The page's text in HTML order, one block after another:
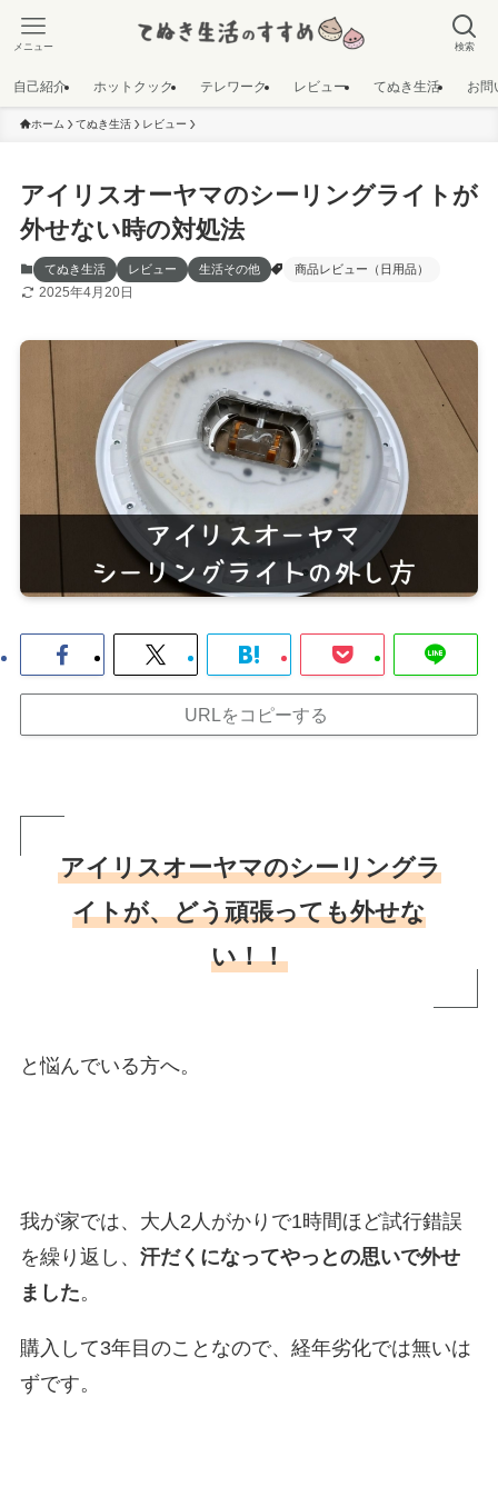
検索
メニュー
自己紹介 ホットクック テレワーク レビュー てぬき生活 お問
ホーム てぬき生活 レビュー
アイリスオーヤマのシーリングライトが
外せない時の対処法
てぬき生活 レビュー 生活その他 商品レビュー（日用品）
2025年4月20日
URLをコピーする
アイリスオーヤマのシーリングラ
イトが、どう頑張っても外せな
い！！
と悩んでいる方へ。
我が家では、大人2人がかりで1時間ほど試行錯誤
を繰り返し、 汗だくになってやっとの思いで外せ
ました。
購入して3年目のことなので、経年劣化では無いは
ずです。